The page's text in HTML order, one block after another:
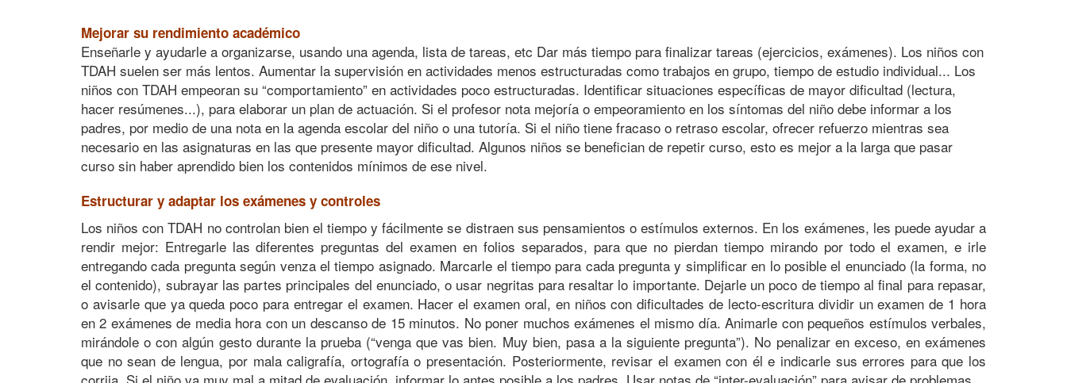
Mejorar su rendimiento académico
Enseñarle y ayudarle a organizarse, usando una agenda, lista de tareas, etc Dar más tiempo para finalizar tareas (ejercicios, exámenes). Los niños con
TDAH suelen ser más lentos. Aumentar la supervisión en actividades menos estructuradas como trabajos en grupo, tiempo de estudio individual... Los
niños con TDAH empeoran su “comportamiento” en actividades poco estructuradas. Identificar situaciones específicas de mayor dificultad (lectura,
hacer resúmenes...), para elaborar un plan de actuación. Si el profesor nota mejoría o empeoramiento en los síntomas del niño debe informar a los
padres, por medio de una nota en la agenda escolar del niño o una tutoría. Si el niño tiene fracaso o retraso escolar, ofrecer refuerzo mientras sea
necesario en las asignaturas en las que presente mayor dificultad. Algunos niños se benefician de repetir curso, esto es mejor a la larga que pasar
curso sin haber aprendido bien los contenidos mínimos de ese nivel.
Estructurar y adaptar los exámenes y controles
Los niños con TDAH no controlan bien el tiempo y fácilmente se distraen sus pensamientos o estímulos externos. En los exámenes, les puede ayudar a
rendir mejor: Entregarle las diferentes preguntas del examen en folios separados, para que no pierdan tiempo mirando por todo el examen, e irle
entregando cada pregunta según venza el tiempo asignado. Marcarle el tiempo para cada pregunta y simplificar en lo posible el enunciado (la forma, no
el contenido), subrayar las partes principales del enunciado, o usar negritas para resaltar lo importante. Dejarle un poco de tiempo al final para repasar,
o avisarle que ya queda poco para entregar el examen. Hacer el examen oral, en niños con dificultades de lecto-escritura dividir un examen de 1 hora
en 2 exámenes de media hora con un descanso de 15 minutos. No poner muchos exámenes el mismo día. Animarle con pequeños estímulos verbales,
mirándole o con algún gesto durante la prueba (“venga que vas bien. Muy bien, pasa a la siguiente pregunta”). No penalizar en exceso, en exámenes
que no sean de lengua, por mala caligrafía, ortografía o presentación. Posteriormente, revisar el examen con él e indicarle sus errores para que los